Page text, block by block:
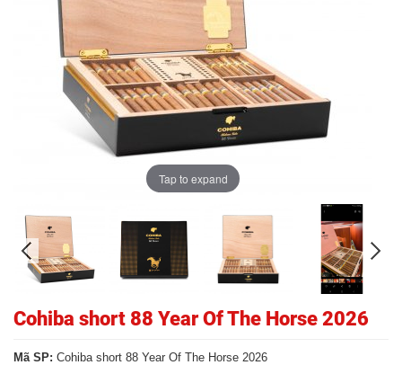
Tap to expand
Cohiba short 88 Year Of The Horse 2026
Mã SP: Cohiba short 88 Year Of The Horse 2026